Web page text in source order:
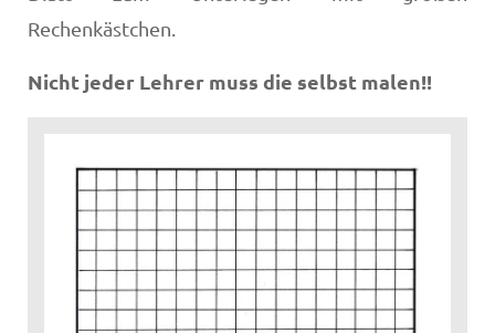
Rechenkästchen.
Nicht jeder Lehrer muss die selbst malen!!